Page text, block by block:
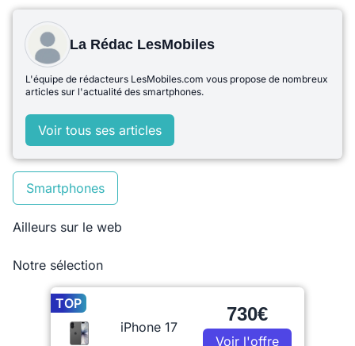
La Rédac LesMobiles
L'équipe de rédacteurs LesMobiles.com vous propose de nombreux
articles sur l'actualité des smartphones.
Voir tous ses articles
Smartphones
Ailleurs sur le web
Notre sélection
TOP
iPhone 17
730€
Voir l'offre